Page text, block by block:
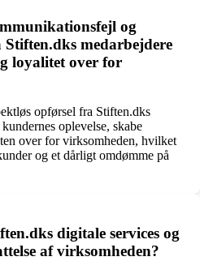
og
medarbejdere
loyalitet over for
opførsel fra Stiften.dks
oplevelse, skabe
over for virksomheden, hvilket
og et dårligt omdømme på
digitale services og
af virksomheden?